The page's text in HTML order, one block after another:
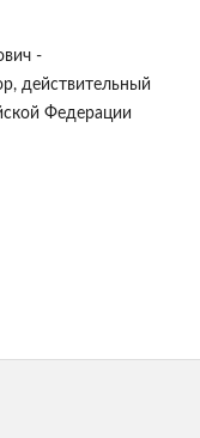
-
действительный
Федерации